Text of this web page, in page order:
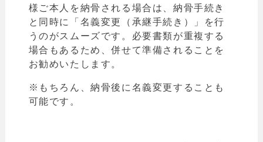
様ご本人を納骨される場合は、納骨手続き
と同時に「名義変更（承継手続き）」を行
うのがスムーズです。必要書類が重複する
場合もあるため、併せて準備されることを
お勧めいたします。
※もちろん、納骨後に名義変更することも
可能です。